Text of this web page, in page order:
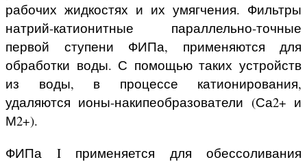
рабочих жидкостях и их умягчения. Фильтры
натрий-катионитные параллельно-точные
первой ступени ФИПа, применяются для
обработки воды. С помощью таких устройств
из воды, в процессе катионирования,
удаляются ионы-накипеобразователи (Са2+ и
М2+).
ФИПа I применяется для обессоливания